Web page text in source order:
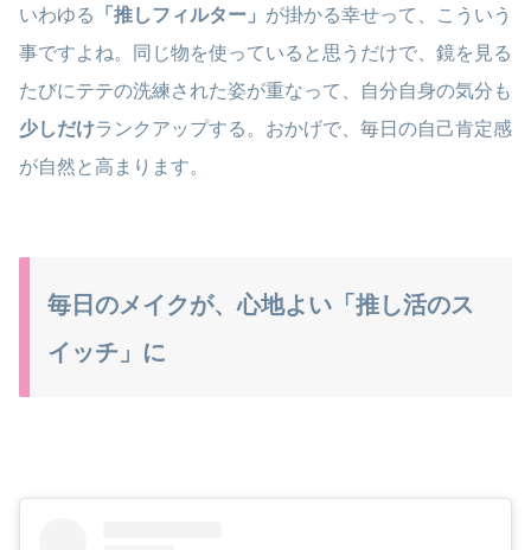
いわゆる 「推しフィルター」 が掛かる幸せって、こういう
事ですよね。同じ物を使っていると思うだけで、鏡を見る
たびにテテの洗練された姿が重なって、自分自身の気分も
少しだけランクアップする。おかげで、毎日の自己肯定感
が自然と高まります。
毎日のメイクが、心地よい「推し活のス
イッチ」に